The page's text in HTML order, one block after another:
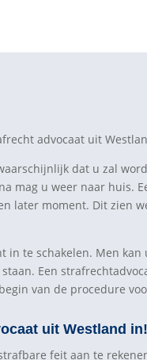
advocaat uit
dat u zal
mag u weer naar huis.
later moment. Dit zien
in te schakelen. Men
Een
van de procedure
uit Westland in!
feit aan te